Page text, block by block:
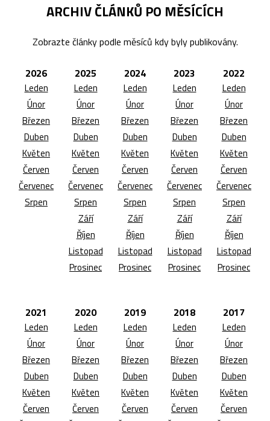
ARCHIV ČLÁNKŮ PO MĚSÍCÍCH
Zobrazte články podle měsíců kdy byly publikovány.
2026
Leden
Únor
Březen
Duben
Květen
Červen
Červenec
Srpen
2025
Leden
Únor
Březen
Duben
Květen
Červen
Červenec
Srpen
Září
Říjen
Listopad
Prosinec
2024
Leden
Únor
Březen
Duben
Květen
Červen
Červenec
Srpen
Září
Říjen
Listopad
Prosinec
2023
Leden
Únor
Březen
Duben
Květen
Červen
Červenec
Srpen
Září
Říjen
Listopad
Prosinec
2022
Leden
Únor
Březen
Duben
Květen
Červen
Červenec
Srpen
Září
Říjen
Listopad
Prosinec
2021
Leden
Únor
Březen
Duben
Květen
Červen
2020
Leden
Únor
Březen
Duben
Květen
Červen
2019
Leden
Únor
Březen
Duben
Květen
Červen
2018
Leden
Únor
Březen
Duben
Květen
Červen
2017
Leden
Únor
Březen
Duben
Květen
Červen